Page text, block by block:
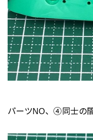
パーツNO、④同士の